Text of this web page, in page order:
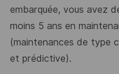
embarquée, vous avez
moins 5 ans en
(maintenances de type
et prédictive).